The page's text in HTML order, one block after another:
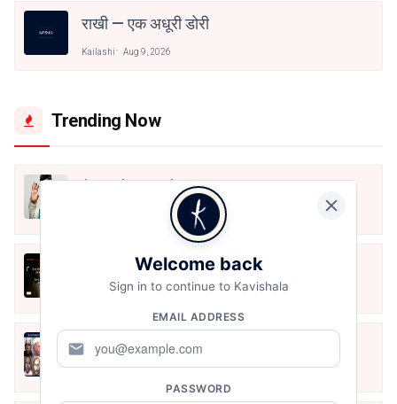
राखी — एक अधूरी डोरी
Kailashi Aug 9, 2026
Trending Now
मैं शून्य पे सवार हूँ
अंतिम ऊँचाई - कुँवर नारायण | Stay Home
Stay Safe | TVF's Aspirants
May 8, 2021
10 Greatest Hindi Poets Of India
Welcome back
Sign in to continue to Kavishala
EMAIL ADDRESS
mail
PASSWORD